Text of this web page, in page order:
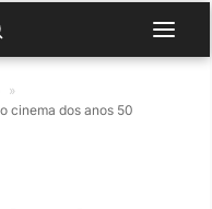
»
cinema dos anos 50